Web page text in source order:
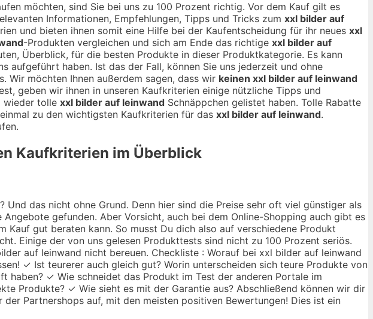
möchten, sind Sie bei uns zu 100 Prozent richtig. Vor dem Kauf gilt es
Informationen, Empfehlungen, Tipps und Tricks zum xxl bilder auf
und bieten ihnen somit eine Hilfe bei der Kaufentscheidung für ihr neues xxl
-Produkten vergleichen und sich am Ende das richtige xxl bilder auf
Überblick, für die besten Produkte in dieser Produktkategorie. Es kann
aufgeführt haben. Ist das der Fall, können Sie uns jederzeit und ohne
Wir möchten Ihnen außerdem sagen, dass wir keinen xxl bilder auf leinwand
geben wir ihnen in unseren Kaufkriterien einige nützliche Tipps und
wieder tolle xxl bilder auf leinwand Schnäppchen gelistet haben. Tolle Rabatte
zu den wichtigsten Kaufkriterien für das xxl bilder auf leinwand.
Kaufkriterien im Überblick
das nicht ohne Grund. Denn hier sind die Preise sehr oft viel günstiger als
gefunden. Aber Vorsicht, auch bei dem Online-Shopping auch gibt es
gut beraten kann. So musst Du dich also auf verschiedene Produkt
Einige der von uns gelesen Produkttests sind nicht zu 100 Prozent seriös.
auf leinwand nicht bereuen. Checkliste : Worauf bei xxl bilder auf leinwand
✓ Ist teurerer auch gleich gut? Worin unterscheiden sich teure Produkte von
haben? ✓ Wie schneidet das Produkt im Test der anderen Portale im
Produkte? ✓ Wie sieht es mit der Garantie aus? Abschließend können wir dir
Partnershops auf, mit den meisten positiven Bewertungen! Dies ist ein